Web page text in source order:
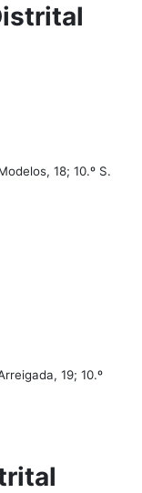
18; 10.º S.
19; 10.º